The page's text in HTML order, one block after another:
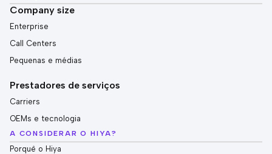
Company size
Enterprise
Call Centers
Pequenas e médias
Prestadores de serviços
Carriers
OEMs e tecnologia
A CONSIDERAR O HIYA?
Porquê o Hiya